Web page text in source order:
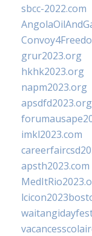
sbcc-2022.com
grur2023.org
hkhk2023.org
napm2023.org
apsdfd2023.org
imkl2023.com
apsth2023.com